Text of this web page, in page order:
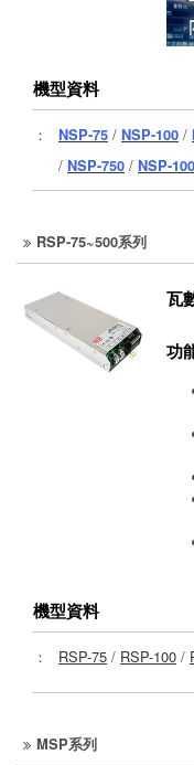
機型資料
： NSP-75 / NSP-100 /
/ NSP-750 / NSP-
RSP-75~500系列
瓦
功
機型資料
： RSP-75 / RSP-100 /
MSP系列